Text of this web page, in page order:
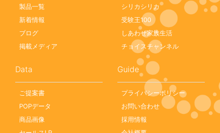
製品一覧
新着情報
ブログ
掲載メディア
シリカシリカ
受験王100
しあわせ家族生活
チョイスチャンネル
Data
ご提案書
POPデータ
商品画像
Guide
プライバシーポリシー
お問い合わせ
採用情報